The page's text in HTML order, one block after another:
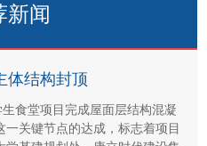
新闻
体结构封顶
食堂项目完成屋面层结构混凝
关键节点的达成，标志着项目